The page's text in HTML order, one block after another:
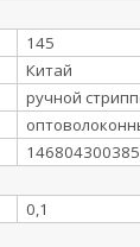
145
Китай
ручной
0,1